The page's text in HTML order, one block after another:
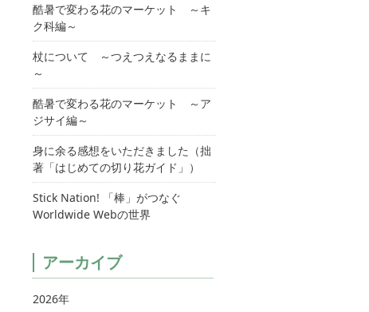
酷暑で変わる花のマーケット ～キ
ク科編～
杖について ～つえつえなるままに
～
酷暑で変わる花のマーケット ～ア
ジサイ編～
身に余る感想をいただきました（拙
著「はじめての切り花ガイド」）
Stick Nation! 「棒」がつなぐ
Worldwide Webの世界
アーカイブ
2026年